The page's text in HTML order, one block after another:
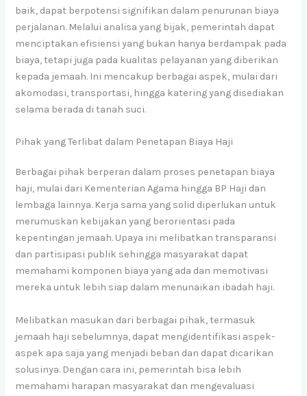
baik, dapat berpotensi signifikan dalam penurunan biaya
perjalanan. Melalui analisa yang bijak, pemerintah dapat
menciptakan efisiensi yang bukan hanya berdampak pada
biaya, tetapi juga pada kualitas pelayanan yang diberikan
kepada jemaah. Ini mencakup berbagai aspek, mulai dari
akomodasi, transportasi, hingga katering yang disediakan
selama berada di tanah suci.
Pihak yang Terlibat dalam Penetapan Biaya Haji
Berbagai pihak berperan dalam proses penetapan biaya
haji, mulai dari Kementerian Agama hingga BP Haji dan
lembaga lainnya. Kerja sama yang solid diperlukan untuk
merumuskan kebijakan yang berorientasi pada
kepentingan jemaah. Upaya ini melibatkan transparansi
dan partisipasi publik sehingga masyarakat dapat
memahami komponen biaya yang ada dan memotivasi
mereka untuk lebih siap dalam menunaikan ibadah haji.
Melibatkan masukan dari berbagai pihak, termasuk
jemaah haji sebelumnya, dapat mengidentifikasi aspek-
aspek apa saja yang menjadi beban dan dapat dicarikan
solusinya. Dengan cara ini, pemerintah bisa lebih
memahami harapan masyarakat dan mengevaluasi